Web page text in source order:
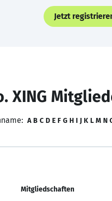
Jetzt
XING
A B C D E F G H I J K L M N
Mitgliedschaften